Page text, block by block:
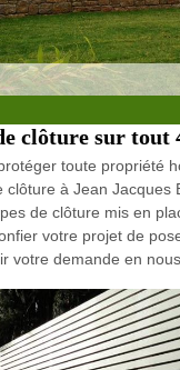
clôture sur tout
toute propriété
clôture à Jean
de clôture mis en
votre projet de
votre demande en